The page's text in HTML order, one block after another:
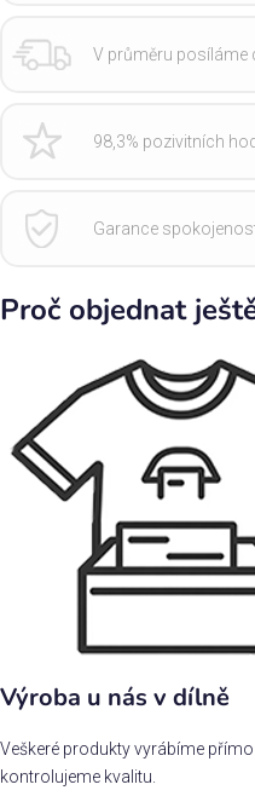
V průměru posíláme
98,3% pozivitních
Garance
Proč objednat
Výroba u nás v dílně
Veškeré produkty vyrábíme
kontrolujeme kvalitu.